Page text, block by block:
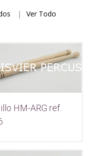
Ordenado
últimos
Ver Todo
HM-ARG ref.